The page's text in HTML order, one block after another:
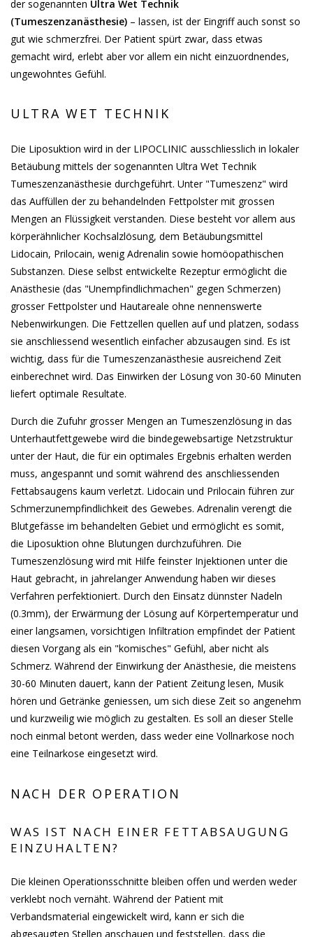
der sogenannten Ultra Wet Technik
(Tumeszenzanästhesie) – lassen, ist der Eingriff auch sonst so
gut wie schmerzfrei. Der Patient spürt zwar, dass etwas
gemacht wird, erlebt aber vor allem ein nicht einzuordnendes,
ungewohntes Gefühl.
ULTRA WET TECHNIK
Die Liposuktion wird in der LIPOCLINIC ausschliesslich in lokaler
Betäubung mittels der sogenannten Ultra Wet Technik
Tumeszenzanästhesie durchgeführt. Unter "Tumeszenz" wird
das Auffüllen der zu behandelnden Fettpolster mit grossen
Mengen an Flüssigkeit verstanden. Diese besteht vor allem aus
körperähnlicher Kochsalzlösung, dem Betäubungsmittel
Lidocain, Prilocain, wenig Adrenalin sowie homöopathischen
Substanzen. Diese selbst entwickelte Rezeptur ermöglicht die
Anästhesie (das "Unempfindlichmachen" gegen Schmerzen)
grosser Fettpolster und Hautareale ohne nennenswerte
Nebenwirkungen. Die Fettzellen quellen auf und platzen, sodass
sie anschliessend wesentlich einfacher abzusaugen sind. Es ist
wichtig, dass für die Tumeszenzanästhesie ausreichend Zeit
einberechnet wird. Das Einwirken der Lösung von 30-60 Minuten
liefert optimale Resultate.
Durch die Zufuhr grosser Mengen an Tumeszenzlösung in das
Unterhautfettgewebe wird die bindegewebsartige Netzstruktur
unter der Haut, die für ein optimales Ergebnis erhalten werden
muss, angespannt und somit während des anschliessenden
Fettabsaugens kaum verletzt. Lidocain und Prilocain führen zur
Schmerzunempfindlichkeit des Gewebes. Adrenalin verengt die
Blutgefässe im behandelten Gebiet und ermöglicht es somit,
die Liposuktion ohne Blutungen durchzuführen. Die
Tumeszenzlösung wird mit Hilfe feinster Injektionen unter die
Haut gebracht, in jahrelanger Anwendung haben wir dieses
Verfahren perfektioniert. Durch den Einsatz dünnster Nadeln
(0.3mm), der Erwärmung der Lösung auf Körpertemperatur und
einer langsamen, vorsichtigen Infiltration empfindet der Patient
diesen Vorgang als ein "komisches" Gefühl, aber nicht als
Schmerz. Während der Einwirkung der Anästhesie, die meistens
30-60 Minuten dauert, kann der Patient Zeitung lesen, Musik
hören und Getränke geniessen, um sich diese Zeit so angenehm
und kurzweilig wie möglich zu gestalten. Es soll an dieser Stelle
noch einmal betont werden, dass weder eine Vollnarkose noch
eine Teilnarkose eingesetzt wird.
NACH DER OPERATION
WAS IST NACH EINER FETTABSAUGUNG
EINZUHALTEN?
Die kleinen Operationsschnitte bleiben offen und werden weder
verklebt noch vernäht. Während der Patient mit
Verbandsmaterial eingewickelt wird, kann er sich die
abgesaugten Stellen anschauen und feststellen, dass die